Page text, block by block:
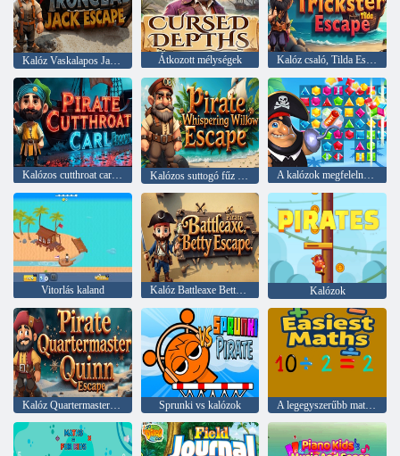
Kalóz Vaskalapos Jack Escape Átkozott mélységek Kalóz csaló, Tilda Escape
Kalózos cutthroat carl menekülés Kalózos suttogó fűz menekülés A kalózok megfelelnek az elveszett kincsnek
Vitorlás kaland Kalóz Battleaxe Betty Escape Kalózok
Sprunki vs kalózok